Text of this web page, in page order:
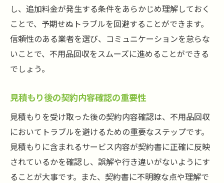
し、追加料金が発生する条件をあらかじめ理解しておく
ことで、予期せぬトラブルを回避することができます。
信頼性のある業者を選び、コミュニケーションを怠らな
いことで、不用品回収をスムーズに進めることができる
でしょう。
見積もり後の契約内容確認の重要性
見積もりを受け取った後の契約内容確認は、不用品回収
においてトラブルを避けるための重要なステップです。
見積もりに含まれるサービス内容が契約書に正確に反映
されているかを確認し、誤解や行き違いがないようにす
ることが大事です。また、契約書に不明瞭な点や理解で